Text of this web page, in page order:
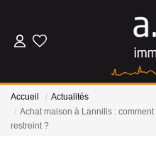
Accueil
Actualités
Achat maison à Lannilis :
restreint ?